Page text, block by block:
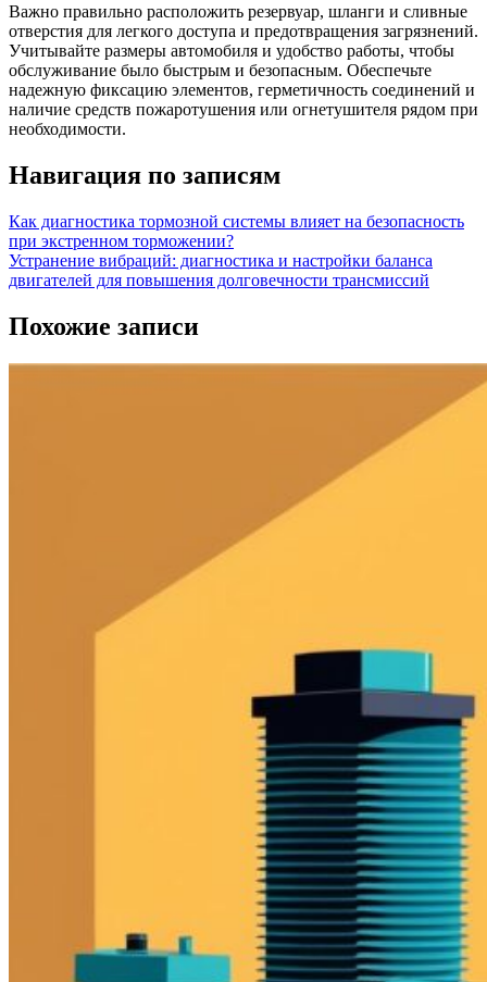
Важно правильно расположить резервуар, шланги и сливные
отверстия для легкого доступа и предотвращения загрязнений.
Учитывайте размеры автомобиля и удобство работы, чтобы
обслуживание было быстрым и безопасным. Обеспечьте
надежную фиксацию элементов, герметичность соединений и
наличие средств пожаротушения или огнетушителя рядом при
необходимости.
Навигация по записям
Как диагностика тормозной системы влияет на безопасность
при экстренном торможении?
Устранение вибраций: диагностика и настройки баланса
двигателей для повышения долговечности трансмиссий
Похожие записи